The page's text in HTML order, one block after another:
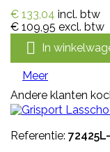
€ 133,04 incl. btw
€ 109,95 excl. btw
 In
Meer
Andere klanten
Referentie: